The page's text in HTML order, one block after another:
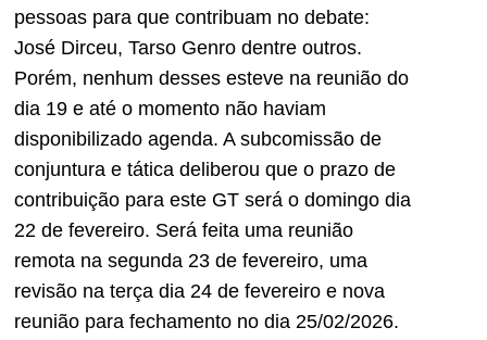
pessoas para que contribuam no debate:
José Dirceu, Tarso Genro dentre outros.
Porém, nenhum desses esteve na reunião do
dia 19 e até o momento não haviam
disponibilizado agenda. A subcomissão de
conjuntura e tática deliberou que o prazo de
contribuição para este GT será o domingo dia
22 de fevereiro. Será feita uma reunião
remota na segunda 23 de fevereiro, uma
revisão na terça dia 24 de fevereiro e nova
reunião para fechamento no dia 25/02/2026.